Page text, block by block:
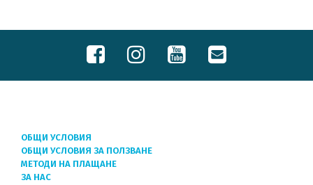
ОБЩИ УСЛОВИЯ
ОБЩИ УСЛОВИЯ ЗА ПОЛЗВАНЕ
МЕТОДИ НА ПЛАЩАНЕ
ЗА НАС